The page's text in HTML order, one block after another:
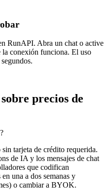
RunAPI. Abra un chat o active
conexión funciona. El uso
precios de
tarjeta de crédito requerida.
de IA y los mensajes de chat
que codifican
una a dos semanas y
o cambiar a BYOK.